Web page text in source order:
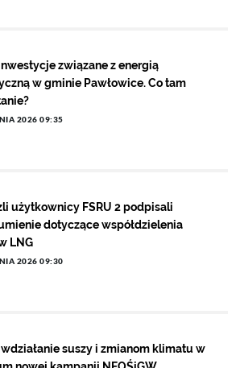
związane z energią
w gminie Pawłowice. Co tam
2026 09:35
użytkownicy FSRU 2 podpisali
dotyczące współdzielenia
LNG
2026 09:30
suszy i zmianom klimatu w